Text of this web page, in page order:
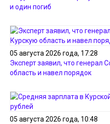
и один погиб
05 августа 2026 года, 17:28
Эксперт заявил, что генерал
область и навел порядок
05 августа 2026 года, 10:48